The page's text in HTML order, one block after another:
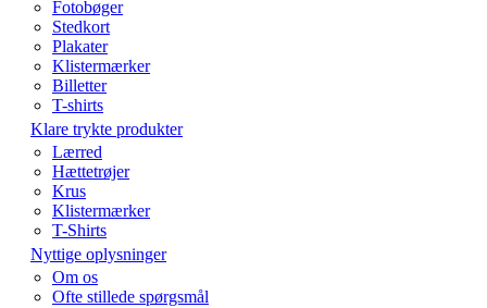
Fotobøger
Stedkort
Plakater
Klistermærker
Billetter
T-shirts
Klare trykte produkter
Lærred
Hættetrøjer
Krus
Klistermærker
T-Shirts
Nyttige oplysninger
Om os
Ofte stillede spørgsmål